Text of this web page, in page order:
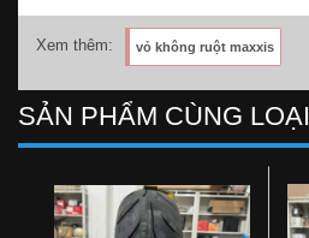
Xem thêm: vỏ không ruột maxxis
SẢN PHẨM CÙNG LOẠI